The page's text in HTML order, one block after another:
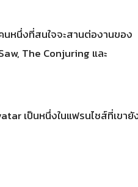
หนึ่งที่สนใจจะสานต่องานของ
The Conjuring และ
เป็นหนึ่งในแฟรนไชส์ที่เขายั